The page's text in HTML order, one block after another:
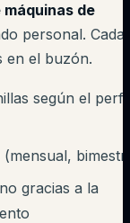
de
personal. Cada
en el buzón.
según el perfil
gracias a la